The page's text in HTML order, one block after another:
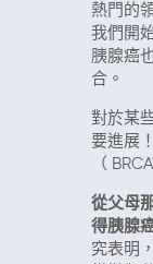
熱門的
我們開
胰腺癌
合。
對於某
要進展
（
從父母
得胰腺
究表明